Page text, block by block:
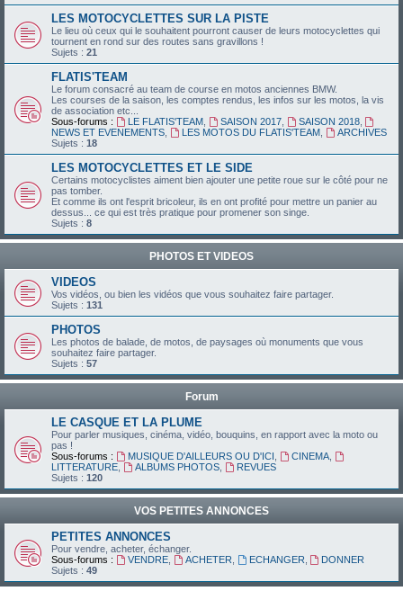
LES MOTOCYCLETTES SUR LA PISTE
Le lieu où ceux qui le souhaitent pourront causer de leurs motocyclettes qui
tournent en rond sur des routes sans gravillons !
Sujets : 21
FLATIS'TEAM
Le forum consacré au team de course en motos anciennes BMW.
Les courses de la saison, les comptes rendus, les infos sur les motos, la vis
de association etc...
Sous-forums :
LE FLATIS'TEAM, SAISON 2017, SAISON 2018,
NEWS ET EVENEMENTS
LES MOTOS DU FLATIS'TEAM,
ARCHIVES
Sujets : 18
LES MOTOCYCLETTES ET LE SIDE
Certains motocyclistes aiment bien ajouter une petite roue sur le côté pour ne
pas tomber.
Et comme ils ont l'esprit bricoleur, ils en ont profité pour mettre un panier au
dessus... ce qui est très pratique pour promener son singe.
Sujets : 8
PHOTOS ET VIDEOS
VIDEOS
Vos vidéos, ou bien les vidéos que vous souhaitez faire partager.
Sujets : 131
PHOTOS
Les photos de balade, de motos, de paysages où monuments que vous
souhaitez faire partager.
Sujets : 57
Forum
LE CASQUE ET LA PLUME
Pour parler musiques, cinéma, vidéo, bouquins, en rapport avec la moto ou
pas !
Sous-forums :
MUSIQUE D'AILLEURS OU D'ICI CINEMA,
LITTERATURE
ALBUMS PHOTOS,
REVUES
Sujets : 120
VOS PETITES ANNONCES
PETITES ANNONCES
Pour vendre, acheter, échanger.
Sous-forums :
VENDRE, ACHETER ECHANGER
DONNER
Sujets : 49